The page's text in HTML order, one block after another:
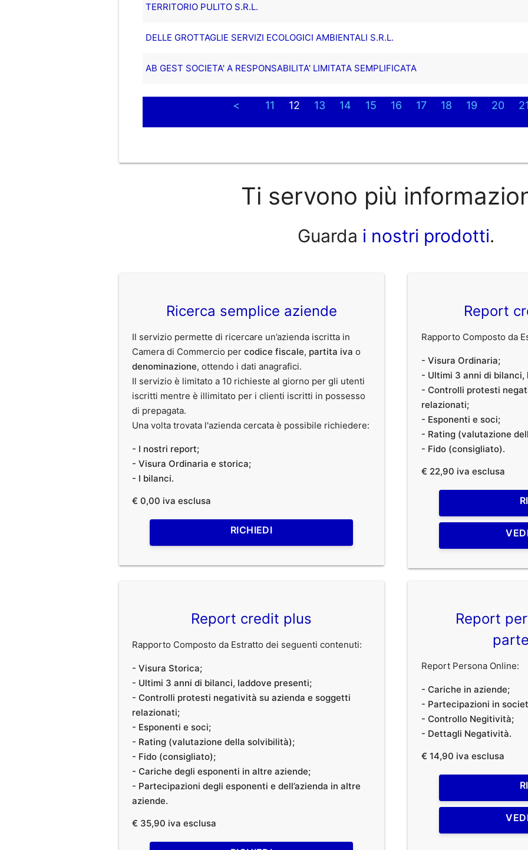
TERRITORIO PULITO S.R.L.
DELLE GROTTAGLIE SERVIZI ECOLOGICI AMBIENTALI S.R.L.
AB GEST SOCIETA' A RESPONSABILITA' LIMITATA SEMPLIFICATA
< 11 12 13 14 15 16 17 18 19 20 21
Ti servono più
Guarda i nostri prodotti.
Ricerca semplice aziende
Il servizio permette di ricercare un’azienda iscritta in
Camera di Commercio percodice fiscale, partita iva o
denominazione, ottendo i dati anagrafici.
Il servizio è limitato a 10 richieste al giorno per gli utenti
iscritti mentre è illimitato per i clienti iscritti in possesso
di prepagata.
Una volta trovata l'azienda cercata è possibile richiedere:
- I nostri report;
- Visura Ordinaria e storica;
- I bilanci.
€ 0,00 iva esclusa
RICHIEDI
Report
Rapporto Composto da
- Visura Ordinaria;
- Ultimi 3 anni di bilanci,
- Controlli protesti
relazionati;
- Esponenti e soci;
- Rating (valutazione
- Fido (consigliato).
€ 22,90 iva esclusa
Report credit plus
Rapporto Composto da Estratto dei seguenti contenuti:
- Visura Storica;
- Ultimi 3 anni di bilanci, laddove presenti;
- Controlli protesti negatività su azienda e soggetti
relazionati;
- Esponenti e soci;
- Rating (valutazione della solvibilità);
- Fido (consigliato);
- Cariche degli esponenti in altre aziende;
- Partecipazioni degli esponenti e dell’azienda in altre
aziende.
€ 35,90 iva esclusa
Report
Report Persona Online:
- Cariche in aziende;
- Partecipazioni in
- Controllo Negitività;
- Dettagli Negatività.
€ 14,90 iva esclusa